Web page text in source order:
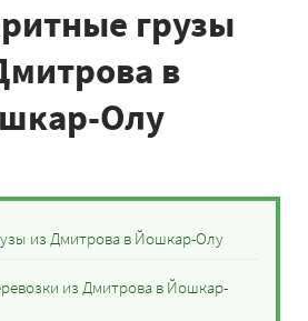
грузы
в
Олу
из Дмитрова в Йошкар-Олу
из Дмитрова в Йошкар-